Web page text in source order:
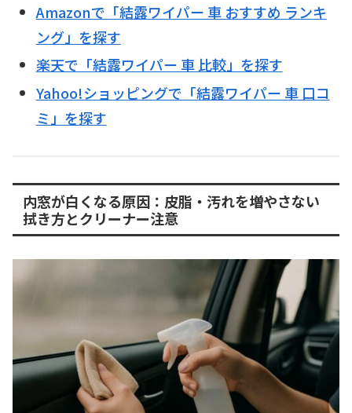
Amazonで「結露ワイパー 車 おすすめ ランキ
ング」を探す
楽天で「結露ワイパー 車 比較」を探す
Yahoo!ショッピングで「結露ワイパー 車 口コ
ミ」を探す
内窓が白くなる原因：皮脂・汚れを増やさない
拭き方とクリーナー注意